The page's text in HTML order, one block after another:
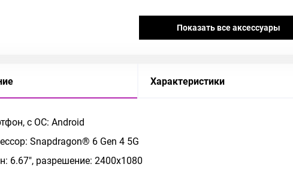
Показать все аксессуары
Характеристики
c ОС: Android
Snapdragon® 6 Gen 4 5G
6.67", разрешение: 2400x1080